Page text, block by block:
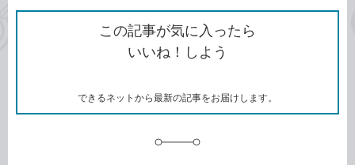
で
シ
ェ
ア
シ
ェ
ア
な
ッ
ク
ク
ク
を
コ
この記事が気に入ったら
いいね！しよう
できるネットから最新の記事をお届けします。